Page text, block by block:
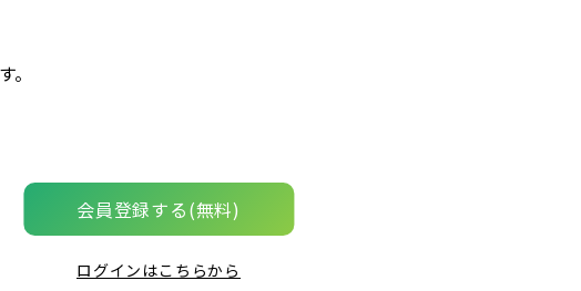
会員登録する(無料)
ログインはこちらから